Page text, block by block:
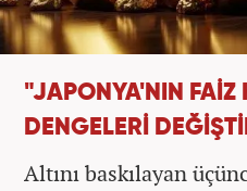
"JAPONYA'NIN FAİZ
DENGELERİ
Altını baskılayan